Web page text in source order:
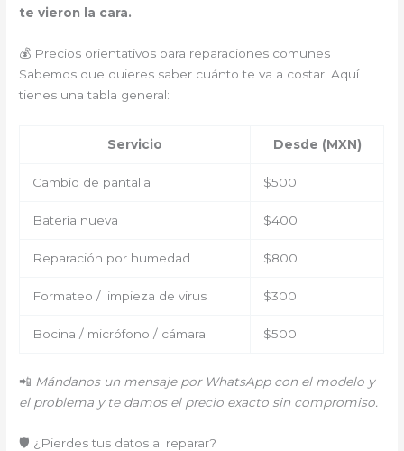
te vieron la cara.
💰 Precios orientativos para reparaciones comunes
Sabemos que quieres saber cuánto te va a costar. Aquí
tienes una tabla general:
Servicio Desde (MXN)
Cambio de pantalla $500
Batería nueva $400
Reparación por humedad $800
Formateo / limpieza de virus $300
Bocina / micrófono / cámara $500
📲 Mándanos un mensaje por WhatsApp con el modelo y
el problema y te damos el precio exacto sin compromiso.
🛡️ ¿Pierdes tus datos al reparar?